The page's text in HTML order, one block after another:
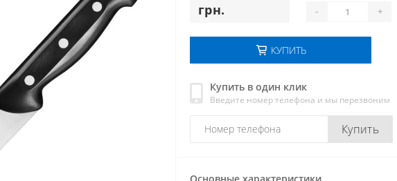
грн.
- +
КУПИТЬ
Купить в один клик
Введите номер телефона и мы перезвоним
Купить
Основные характеристики